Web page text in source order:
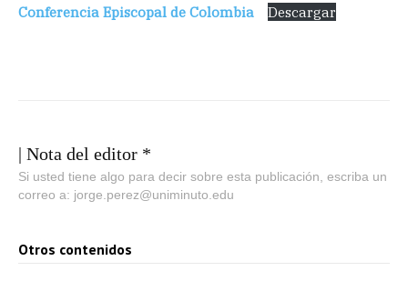
Conferencia Episcopal de Colombia
Descargar
| Nota del editor *
Si usted tiene algo para decir sobre esta publicación, escriba un
correo a: jorge.perez@uniminuto.edu
Otros contenidos